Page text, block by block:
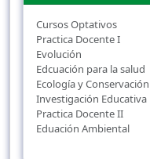
Cursos Optativos
Practica Docente I
Evolución
Edcuación para la salud
Ecología y Conservación
Investigación Educativa
Practica Docente II
Eduación Ambiental